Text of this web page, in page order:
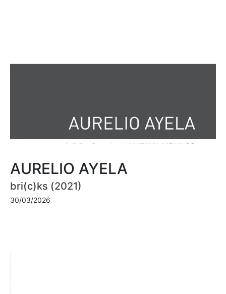
AURELIO AYELA
bri(c)ks (2021)
30/03/2026